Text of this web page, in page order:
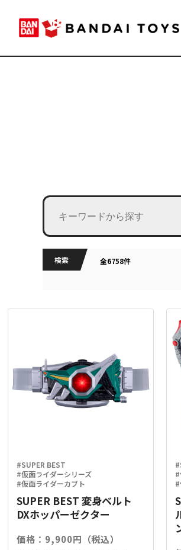
検索 全6758件
#SUPER BEST
#仮面ライダーシリーズ
#仮面ライダーカブト
SUPER BEST 変身ベルト
DXホッパーゼクター
価格：9,900円（税込）